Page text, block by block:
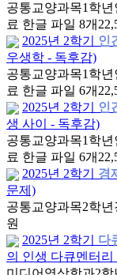
공통교양과목1학년
료 한글 파일 8개
2025년 2학기
인
우생학 - 독후감)
공통교양과목1학년
료 한글 파일 6개
2025년 2학기
인
생 사이 - 독후감)
공통교양과목1학년
료 한글 파일 6개
2025년 2학기
경
문제)
공통교양과목2학년
원
2025년 2학기
다
의 인생 다큐멘터리